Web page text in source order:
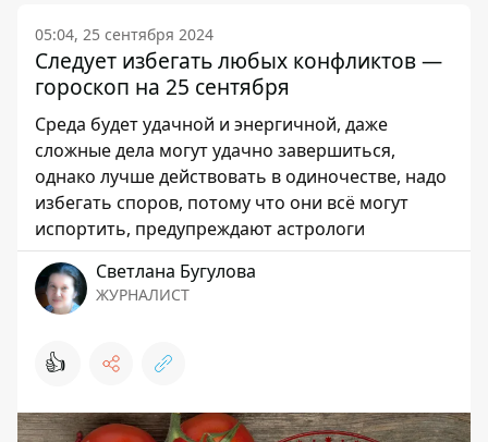
05:04, 25 сентября 2024
Следует избегать любых конфликтов —
гороскоп на 25 сентября
Среда будет удачной и энергичной, даже
сложные дела могут удачно завершиться,
однако лучше действовать в одиночестве, надо
избегать споров, потому что они всё могут
испортить, предупреждают астрологи
Светлана Бугулова
ЖУРНАЛИСТ
👍